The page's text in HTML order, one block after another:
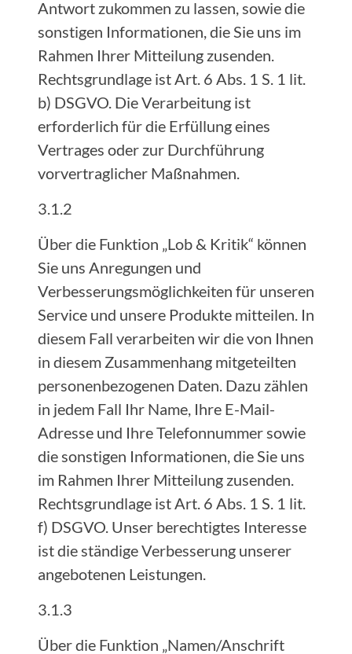
Antwort zukommen zu lassen, sowie die
sonstigen Informationen, die Sie uns im
Rahmen Ihrer Mitteilung zusenden.
Rechtsgrundlage ist Art. 6 Abs. 1 S. 1 lit.
b) DSGVO. Die Verarbeitung ist
erforderlich für die Erfüllung eines
Vertrages oder zur Durchführung
vorvertraglicher Maßnahmen.
3.1.2
Über die Funktion „Lob & Kritik“ können
Sie uns Anregungen und
Verbesserungsmöglichkeiten für unseren
Service und unsere Produkte mitteilen. In
diesem Fall verarbeiten wir die von Ihnen
in diesem Zusammenhang mitgeteilten
personenbezogenen Daten. Dazu zählen
in jedem Fall Ihr Name, Ihre E-Mail-
Adresse und Ihre Telefonnummer sowie
die sonstigen Informationen, die Sie uns
im Rahmen Ihrer Mitteilung zusenden.
Rechtsgrundlage ist Art. 6 Abs. 1 S. 1 lit.
f) DSGVO. Unser berechtigtes Interesse
ist die ständige Verbesserung unserer
angebotenen Leistungen.
3.1.3
Über die Funktion „Namen/Anschrift